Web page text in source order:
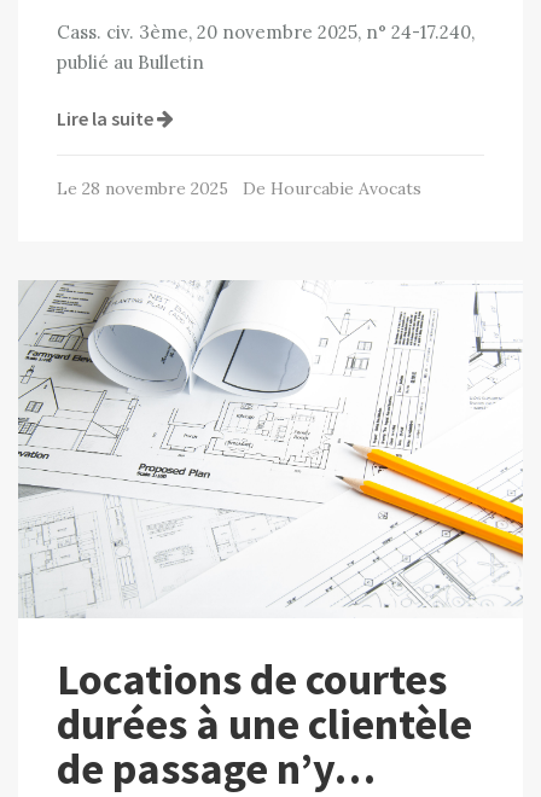
Cass. civ. 3ème, 20 novembre 2025, n° 24-17.240,
publié au Bulletin
Lire la suite
Le 28 novembre 2025 De Hourcabie Avocats
Locations de courtes
durées à une clientèle
de passage n’y…